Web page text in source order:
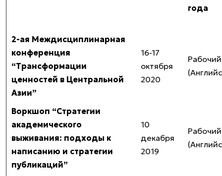
года
2-ая Междисциплинарная
конференция
“Трансформации
ценностей в Центральной
Азии”
16-17
октября
2020
Воркшоп “Стратегии
академического
выживания: подходы к
написанию и стратегии
публикаций”
10
декабря
2019